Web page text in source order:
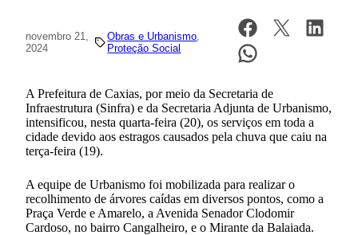
novembro 21,
2024
Obras e Urbanismo
Proteção Social
A Prefeitura de Caxias, por meio da Secretaria de
Infraestrutura (Sinfra) e da Secretaria Adjunta de Urbanismo,
intensificou, nesta quarta-feira (20), os serviços em toda a
cidade devido aos estragos causados pela chuva que caiu na
terça-feira (19).
A equipe de Urbanismo foi mobilizada para realizar o
recolhimento de árvores caídas em diversos pontos, como a
Praça Verde e Amarelo, a Avenida Senador Clodomir
Cardoso, no bairro Cangalheiro, e o Mirante da Balaiada.